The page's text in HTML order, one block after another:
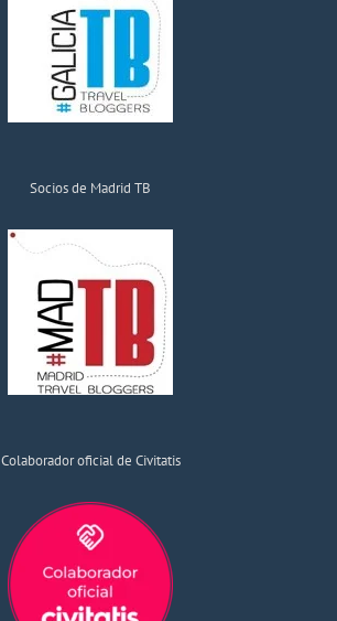
Socios de Madrid TB
Colaborador oficial de Civitatis